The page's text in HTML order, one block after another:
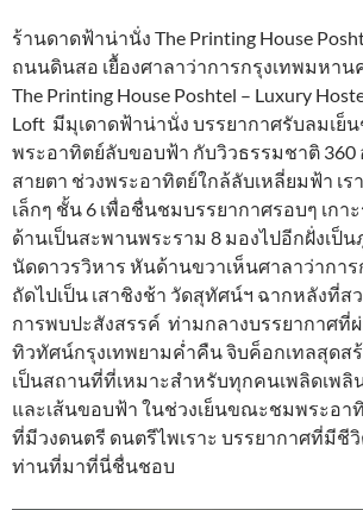
ร้านดาดฟ้าน่านั่ง The Printing House
ถนนดินสอ เยื้องศาลาว่าการกรุงเทพมหาน
The Printing House Poshtel – Luxury
Loft มีมุเดาดฟ้าน่านั่ง บรรยากาศรับลมเย็น
พระอาทิตย์ลับขอบฟ้า กับวิวธรรมชาติ 360
สายตา ช่วงพระอาทิตย์ใกล้ลับเหลี่ยมฟ้า เ
เล็กๆ ชั้น 6 เพื่อชื่นชมบรรยากาศรอบๆ เก
ด้านเป็นสะพานพระราม 8 มองไปอีกฝั่งเป็น
นัดดาวรวิหาร หันด้านขวาเห็นศาลาว่ากา
ถัดไปเป็น เสาชิงช้า วัดสุทัศน์ฯ ฉากหลังที่ส
การพบปะสังสรรค์ ท่ามกลางบรรยากาศที่
ทิวทัศน์กรุงเทพยามค่ำคืน จิบค็อกเทลสุดส
เป็นสถานที่ที่เหมาะสำหรับทุกคนเพลิดเพลิ
และเส้นขอบฟ้า ในช่วงเย็นขณะชมพระอา
ที่มีวงดนตรี ดนตรีไพเราะ บรรยากาศที่มีชี
ท่านที่มาที่นี่ชื่นชอบ